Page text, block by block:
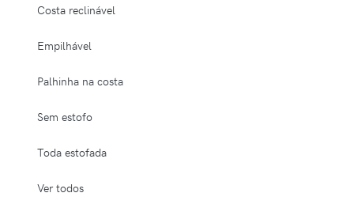
Costa reclinável
Empilhável
Palhinha na costa
Sem estofo
Toda estofada
Ver todos